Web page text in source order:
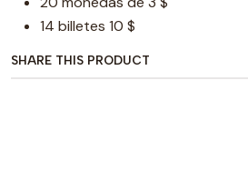
14 billetes 10 $
SHARE THIS PRODUCT